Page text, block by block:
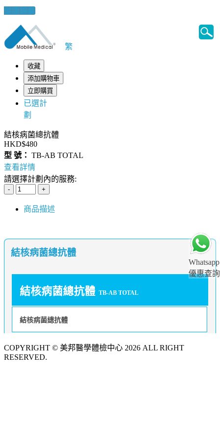
健康錦囊
Whatsapp
優惠查詢
繁
收藏
添加購物車
立即購買
已選計
劃
結核病菌總抗體
HKD$480
型 號： TB-AB TOTAL
查看詳情
請選擇計劃內的服務:
商品描述
結核病菌總抗體
結核病菌總抗體 TB-AB TOTAL
結核病菌總抗體
COPYRIGHT © 美邦醫學體檢中心 2026 ALL RIGHT
RESERVED.